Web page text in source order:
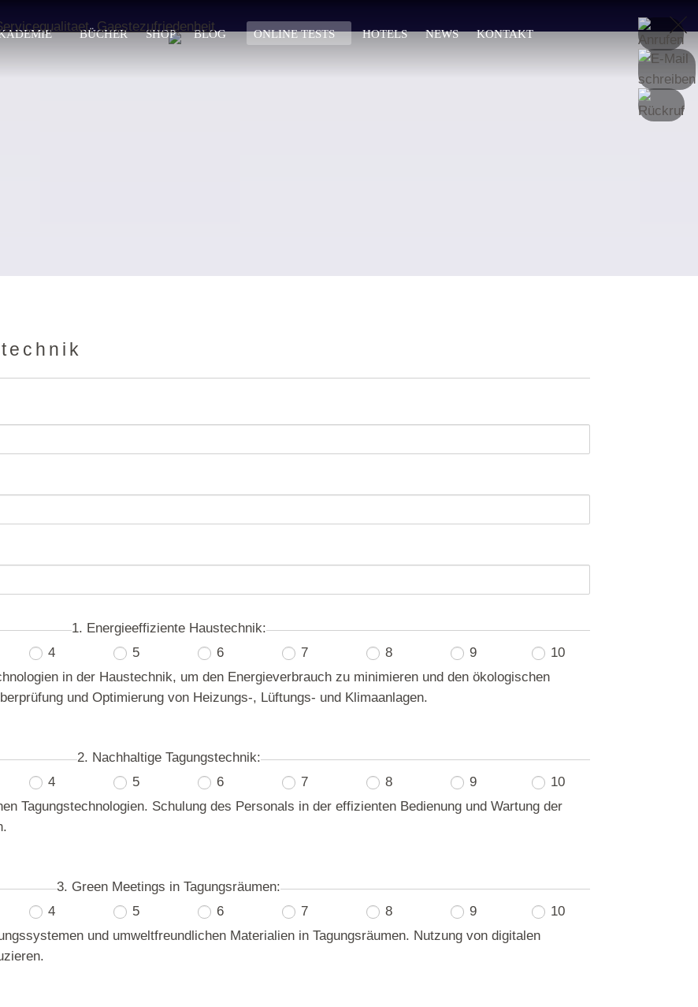
DE
BÜCHER SHOP BLOG ONLINE TESTS HOTELS NEWS KONTAKT
1. Energieeffiziente Haustechnik:
4 5 6 7 8 9
10
in der Haustechnik, um den Energieverbrauch zu minimieren und den ökologischen
und Optimierung von Heizungs-, Lüftungs- und Klimaanlagen.
2. Nachhaltige Tagungstechnik:
4 5 6 7 8 9
10
Tagungstechnologien. Schulung des Personals in der effizienten Bedienung und Wartung der
3. Green Meetings in Tagungsräumen:
4 5 6 7 8 9
10
und umweltfreundlichen Materialien in Tagungsräumen. Nutzung von digitalen